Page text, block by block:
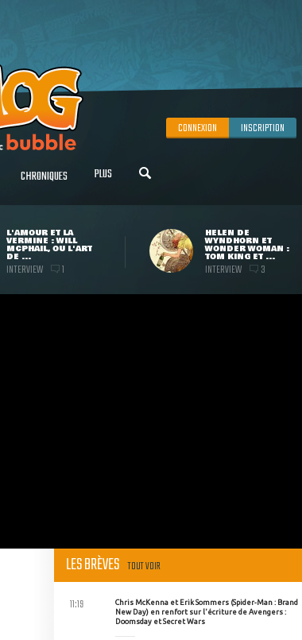
CONNEXION INSCRIPTION
CHRONIQUES PLUS
L'AMOUR ET LA
VERMINE : WILL
MCPHAIL, OU L'ART
DE ...
INTERVIEW 1
HELEN DE
WYNDHORN ET
WONDER WOMAN :
TOM KING ET ...
INTERVIEW 3
LES BRÈVES TOUT VOIR
Chris McKenna et Erik Sommers (Spider-Man : Brand
New Day) en renfort sur l'écriture de Avengers :
Doomsday et Secret Wars
11:19